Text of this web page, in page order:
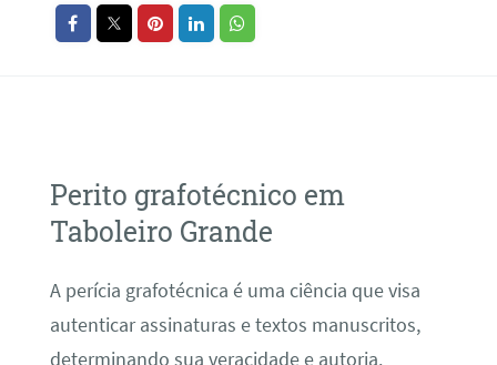
Perito grafotécnico em
Taboleiro Grande
A perícia grafotécnica é uma ciência que visa
autenticar assinaturas e textos manuscritos,
determinando sua veracidade e autoria.